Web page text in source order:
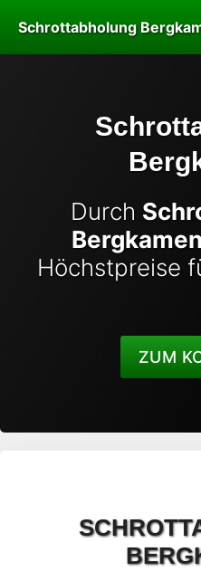
Inhalt
springen
Schrottabholung
Durch
Bergkamen
Höchstpreise
ZUM